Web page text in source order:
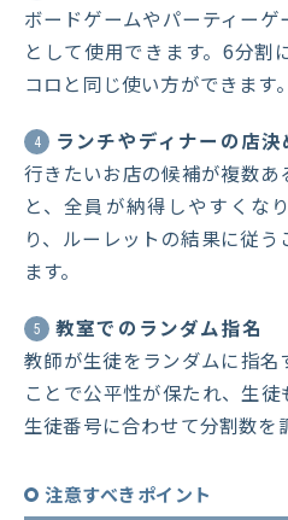
ボードゲームやパーティー
として使用できます。6分割
コロと同じ使い方ができます。
4
ランチやディナーの店決
行きたいお店の候補が複数あ
と、全員が納得しやすくな
り、ルーレットの結果に従
ます。
5
教室でのランダム指名
教師が生徒をランダムに指名
ことで公平性が保たれ、生徒
生徒番号に合わせて分割数を
注意すべきポイント